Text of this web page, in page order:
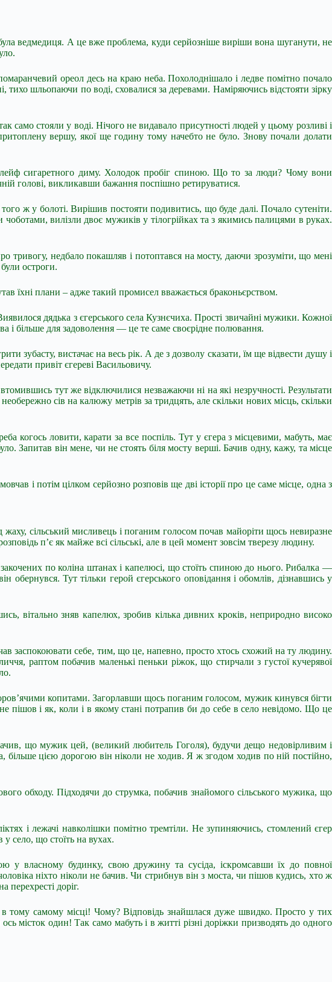
ведмедиця. А це вже проблема, куди серйозніше виріши вона шуганути, не
ореол десь на краю неба. Похолоднішало і ледве помітно почало
тихо шльопаючи по воді, сховалися за деревами. Наміряючись відстояти зірку
стояли у воді. Нічого не видавало присутності людей у цьому розливі і
вершу, якої ще годину тому начебто не було. Знову почали долати
шлейф сигаретного диму. Холодок пробіг спиною. Що то за люди? Чому вони
голові, викликавши бажання поспішно ретируватися.
ж у болоті. Вирішив постояти подивитись, що буде далі. Почало сутеніти.
вилізли двоє мужиків у тілогрійках та з якимись палицями в руках.
тривогу, недбало покашляв і потоптався на мосту, даючи зрозуміти, що мені
остроги.
їхні плани – адже такий промисел вважається браконьєрством.
дядька з єгерського села Кузнєчиха. Прості звичайні мужики. Кожної
і більше для задоволення — це те саме своєрідне полювання.
зубасту, вистачає на весь рік. А де з дозволу сказати, їм ще відвести душу і
привіт єгереві Васильовичу.
тут же відключилися незважаючи ні на які незручності. Результати
сів на калюжу метрів за тридцять, але скільки нових місць, скільки
когось ловити, карати за все поспіль. Тут у єгера з місцевими, мабуть, має
Запитав він мене, чи не стоять біля мосту верші. Бачив одну, кажу, та місце
і потім цілком серйозно розповів ще дві історії про це саме місце, одна з
жаху, сільський мисливець і поганим голосом почав майоріти щось невиразне
п’є як майже всі сільські, але в цей момент зовсім тверезу людину.
по коліна штанах і капелюсі, що стоїть спиною до нього. Рибалка —
Тут тільки герой єгерського оповідання і обомлів, дізнавшись у
вітально зняв капелюх, зробив кілька дивних кроків, неприродно високо
заспокоювати себе, тим, що це, напевно, просто хтось схожий на ту людину.
раптом побачив маленькі пеньки ріжок, що стирчали з густої кучерявої
копитами. Загорлавши щось поганим голосом, мужик кинувся бігти
пішов і як, коли і в якому стані потрапив би до себе в село невідомо. Що це
що мужик цей, (великий любитель Гоголя), будучи дещо недовірливим і
цією дорогою він ніколи не ходив. Я ж згодом ходив по ній постійно,
обходу. Підходячи до струмка, побачив знайомого сільського мужика, що
і лежачі навколішки помітно тремтіли. Не зупиняючись, стомлений єгер
село, що стоїть на вухах.
у власному будинку, свою дружину та сусіда, іскромсавши їх до повної
ніхто ніколи не бачив. Чи стрибнув він з моста, чи пішов кудись, хто ж
перехресті доріг.
в тому самому місці! Чому? Відповідь знайшлася дуже швидко. Просто у тих
місток один! Так само мабуть і в житті різні доріжки призводять до одного